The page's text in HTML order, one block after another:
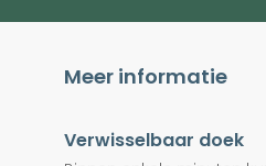
Meer informatie
Verwisselbaar doek